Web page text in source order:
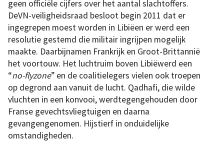
geen officiële cijfers over het aantal slachtoffers.
DeVN-veiligheidsraad besloot begin 2011 dat er
ingegrepen moest worden in Libiëen er werd een
resolutie gestemd die militair ingrijpen mogelijk
maakte. Daarbijnamen Frankrijk en Groot-Brittannië
het voortouw. Het luchtruim boven Libiëwerd een
“no-flyzone” en de coalitielegers vielen ook troepen
op degrond aan vanuit de lucht. Qadhafi, die wilde
vluchten in een konvooi, werdtegengehouden door
Franse gevechtsvliegtuigen en daarna
gevangengenomen. Hijstierf in onduidelijke
omstandigheden.